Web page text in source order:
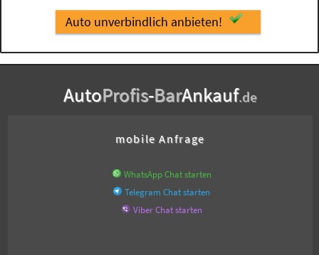
Auto unverbindlich anbieten!
AutoProfis-BarAnkauf.de
mobile Anfrage
WhatsApp Chat starten
Telegram Chat starten
Viber Chat starten